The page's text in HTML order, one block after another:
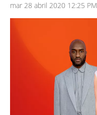
mar 28 abril 2020 12:25 PM